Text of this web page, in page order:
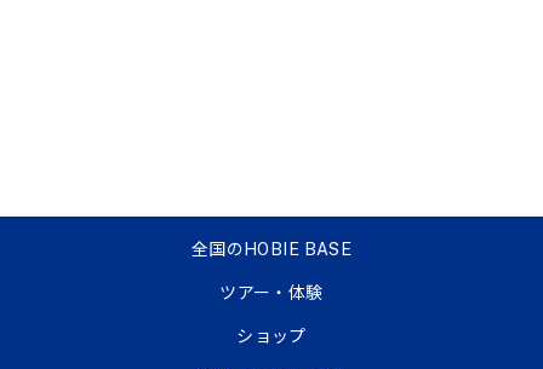
全国のHOBIE BASE
ツアー・体験
ショップ